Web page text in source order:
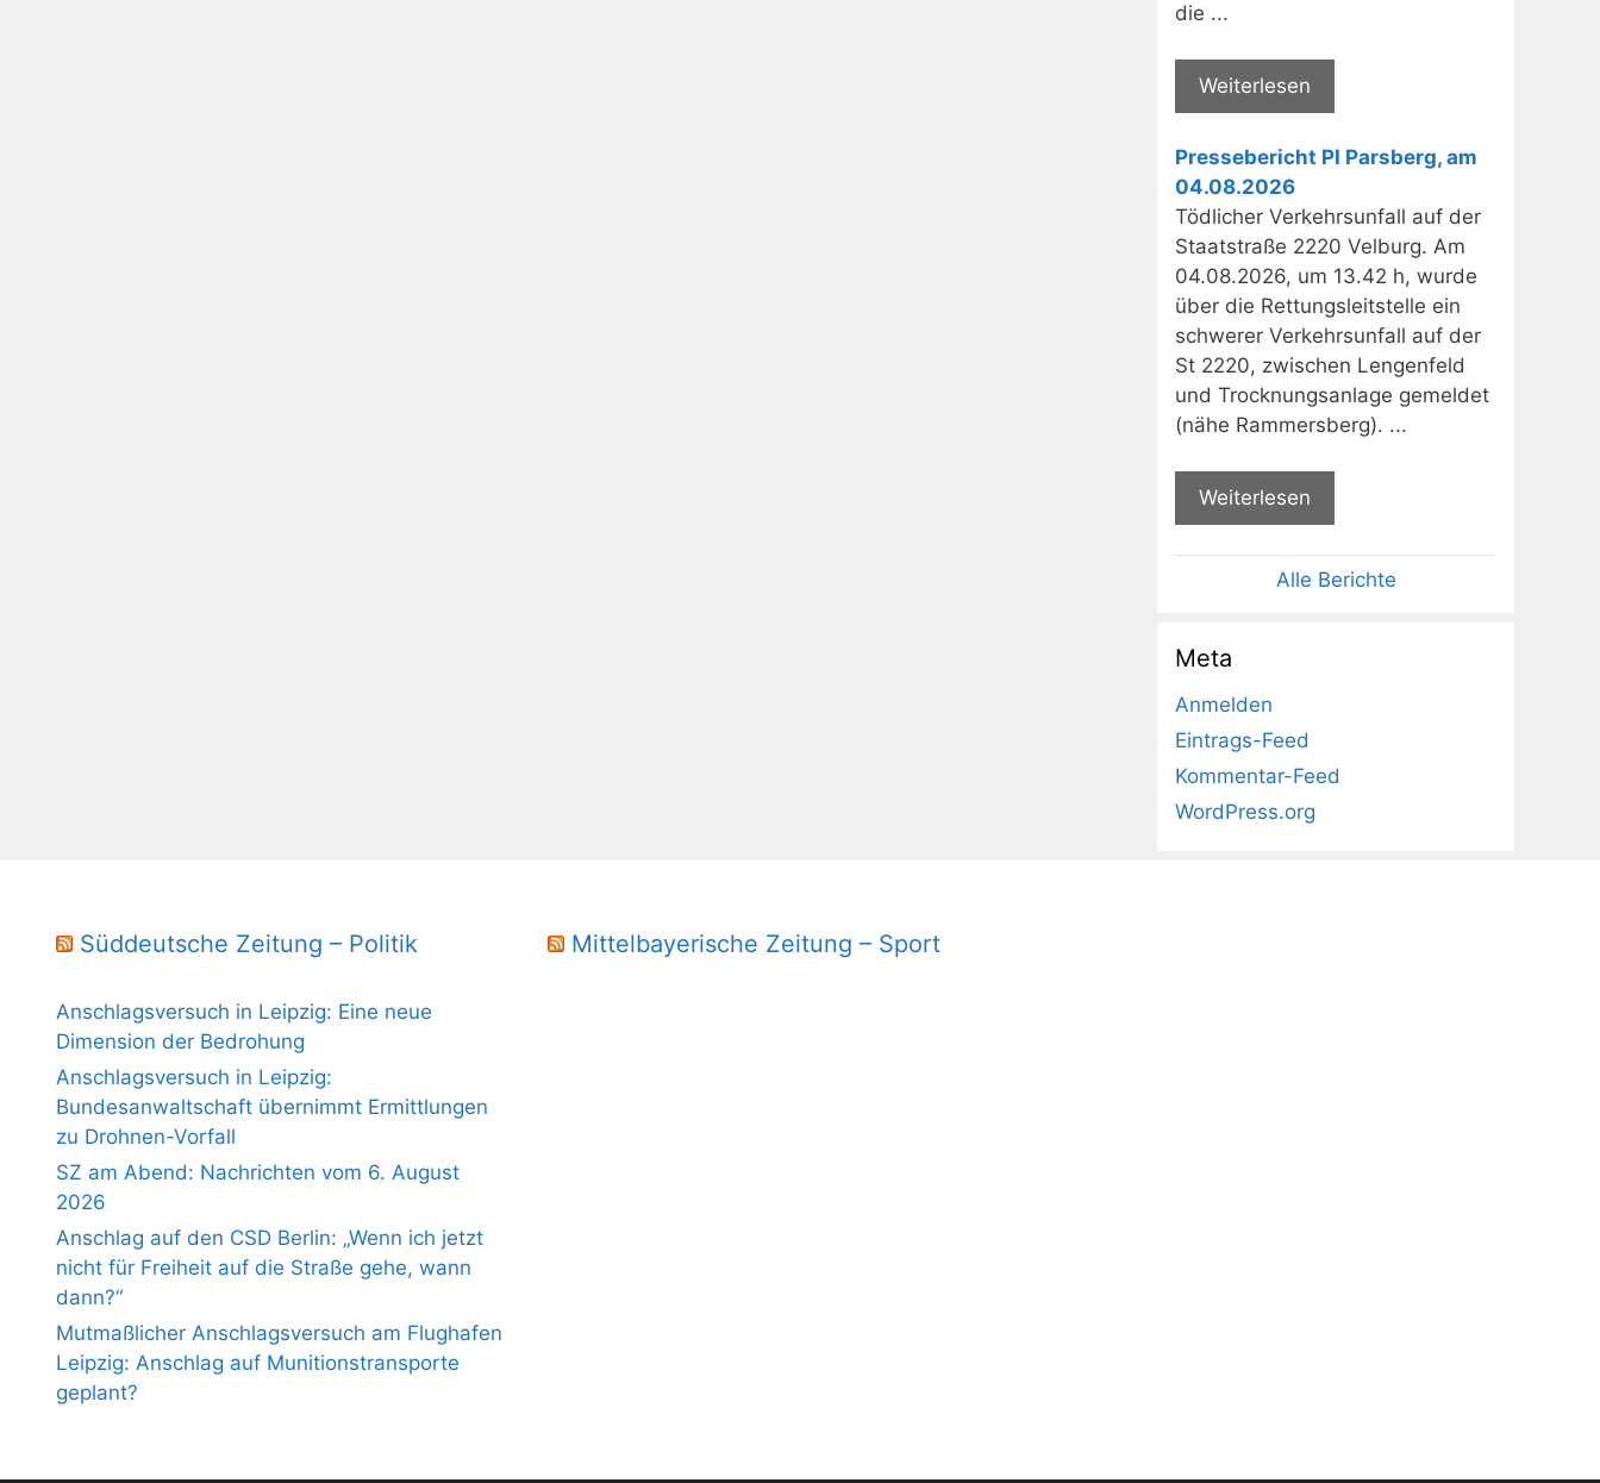
die ...
Weiterlesen
Pressebericht PI Parsberg, am
04.08.2026
Tödlicher Verkehrsunfall auf der
Staatstraße 2220 Velburg. Am
04.08.2026, um 13.42 h, wurde
über die Rettungsleitstelle ein
schwerer Verkehrsunfall auf der
St 2220, zwischen Lengenfeld
und Trocknungsanlage gemeldet
(nähe Rammersberg). ...
Weiterlesen
Alle Berichte
Meta
Anmelden
Eintrags-Feed
Kommentar-Feed
WordPress.org
Süddeutsche Zeitung – Politik
Anschlagsversuch in Leipzig: Eine neue
Dimension der Bedrohung
Anschlagsversuch in Leipzig:
Bundesanwaltschaft übernimmt Ermittlungen
zu Drohnen-Vorfall
SZ am Abend: Nachrichten vom 6. August
2026
Anschlag auf den CSD Berlin: „Wenn ich jetzt
nicht für Freiheit auf die Straße gehe, wann
dann?“
Mutmaßlicher Anschlagsversuch am Flughafen
Leipzig: Anschlag auf Munitionstransporte
geplant?
Mittelbayerische Zeitung – Sport